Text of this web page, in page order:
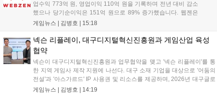
업수익 773억 원, 영업이익 110억 원을 기록하며 전년 대비 감소
했으나 당기순이익은 151억 원으로 89% 증가했습니다. 웹젠은
하반기부터 신작 공세를 예고하며 전략게임 '프로젝트 D1'의 정보
또한 '테르비스'는 일본 코미케에 출품하며 해외 시장 공략을 강화
합니다. 김태영 대표는 내년 신작 출시를 위해 하반기 적극적인
사업 일정을 추진하고 주주가치 제고에 힘쓰겠다고 밝혔습니
다....
게임뉴스 | 김병호 15:18
넥슨 리플레이, 대구디지털혁신진흥원과 게임산업 육성
협약
넥슨이 대구디지털혁신진흥원과 업무협약을 맺고 '넥슨 리플레이'를 통
한 지역 게임사 제작 지원에 나선다. 대구 소재 기업을 대상으로 '어둠의
전설'과 '아스가르드' IP 사용권 및 리소스를 제공하며, 2026년 대구글로
벌게임센터 제작지원 사업으로 추진된다. 넥슨은 심사에 직접 참여해 완
게임뉴스 | 김병호 14:19